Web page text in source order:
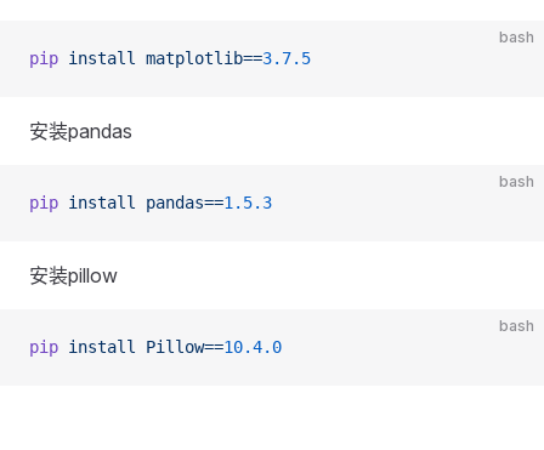
bash
pip install matplotlib==3.7.5
安装pandas
bash
pip install pandas==1.5.3
安装pillow
bash
pip install Pillow==10.4.0